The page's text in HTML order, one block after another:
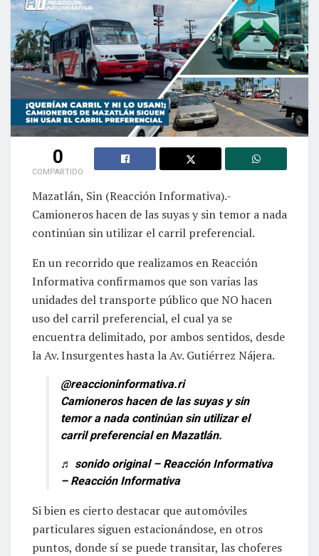
0
COMPARTIDO
Mazatlán, Sin (Reacción Informativa).-
Camioneros hacen de las suyas y sin temor a nada
continúan sin utilizar el carril preferencial.
En un recorrido que realizamos en Reacción
Informativa confirmamos que son varias las
unidades del transporte público que NO hacen
uso del carril preferencial, el cual ya se
encuentra delimitado, por ambos sentidos, desde
la Av. Insurgentes hasta la Av. Gutiérrez Nájera.
@reaccioninformativa.ri
Camioneros hacen de las suyas y sin
temor a nada continúan sin utilizar el
carril preferencial en Mazatlán.
♬ sonido original – Reacción Informativa
– Reacción Informativa
Si bien es cierto destacar que automóviles
particulares siguen estacionándose, en otros
puntos, donde sí se puede transitar, las choferes